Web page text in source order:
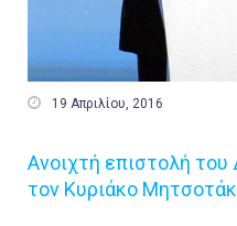
 19 Απριλίου, 2016
Ανοιχτή επιστολή
τον Κυριάκο